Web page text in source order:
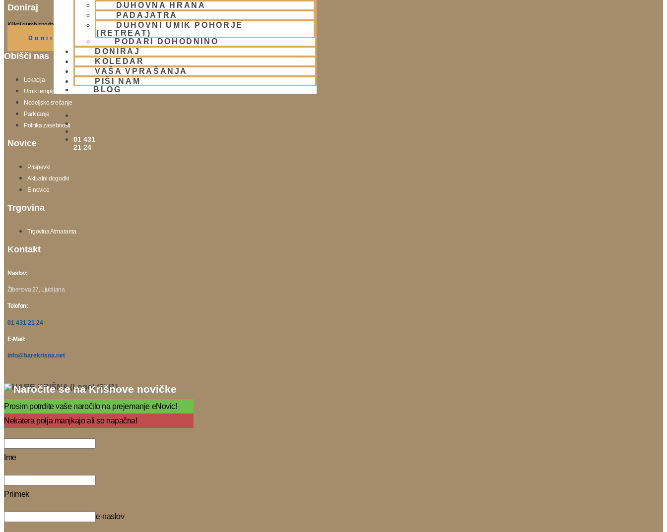
DUHOVNA HRANA
PADAJATRA
DUHOVNI UMIK POHORJE
(RETREAT)
PODARI DOHODNINO
DONIRAJ
KOLEDAR
VAŠA VPRAŠANJA
PIŠI NAM
BLOG
01 431
21 24
Doniraj
Klikni gumb spodaj.
Doniraj
Obišči nas
Lokacija
Urnik templja
Nedeljsko srečanje
Parkiranje
Politika zasebnosti
Novice
Prispevki
Aktualni dogodki
E-novice
Trgovina
Trgovina Atmarama
Kontakt
Naslov:
Žibertova 27, Ljubljana
Telefon:
01 431 21 24
E-Mail:
info@harekrisna.net
Naročite se na Krišnove novičke
Prosim potrdite vaše naročilo na prejemanje eNovic!
Nekatera polja manjkajo ali so napačna!
Ime
Priimek
e-naslov